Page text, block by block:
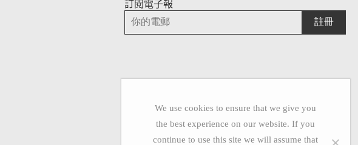
訂閱電子報
We use cookies to ensure that we give you
the best experience on our website. If you
continue to use this site we will assume that